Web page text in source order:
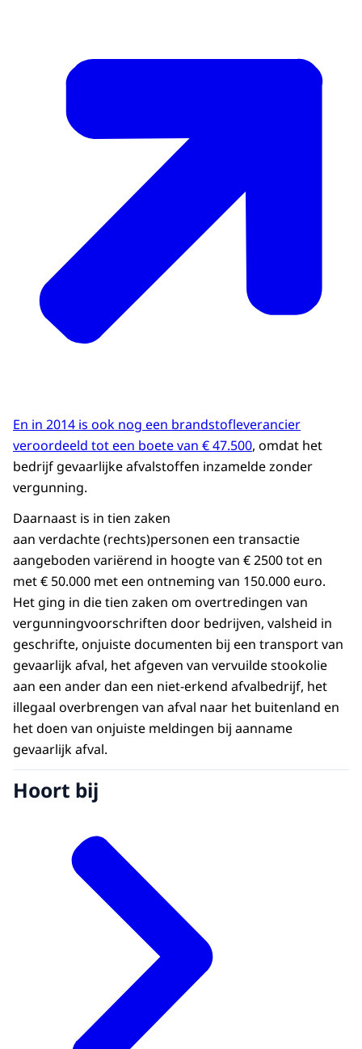
En in 2014 is ook nog een brandstofleverancier
veroordeeld tot een boete van € 47.500, omdat het
bedrijf gevaarlijke afvalstoffen inzamelde zonder
vergunning.
Daarnaast is in tien zaken
aan verdachte (rechts)personen een transactie
aangeboden variërend in hoogte van € 2500 tot en
met € 50.000 met een ontneming van 150.000 euro.
Het ging in die tien zaken om overtredingen van
vergunningvoorschriften door bedrijven, valsheid in
geschrifte, onjuiste documenten bij een transport van
gevaarlijk afval, het afgeven van vervuilde stookolie
aan een ander dan een niet-erkend afvalbedrijf, het
illegaal overbrengen van afval naar het buitenland en
het doen van onjuiste meldingen bij aanname
gevaarlijk afval.
Hoort bij